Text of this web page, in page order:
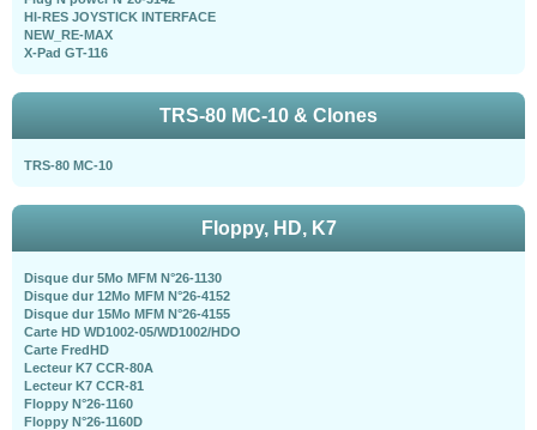
HI-RES JOYSTICK INTERFACE
NEW_RE-MAX
X-Pad GT-116
TRS-80 MC-10 & Clones
TRS-80 MC-10
Floppy, HD, K7
Disque dur 5Mo MFM N°26-1130
Disque dur 12Mo MFM N°26-4152
Disque dur 15Mo MFM N°26-4155
Carte HD WD1002-05/WD1002/HDO
Carte FredHD
Lecteur K7 CCR-80A
Lecteur K7 CCR-81
Floppy N°26-1160
Floppy N°26-1160D